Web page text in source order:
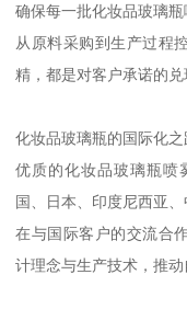
确保每一批化妆品玻璃瓶
从原料采购到生产过程
精，都是对客户承诺的兑
化妆品玻璃瓶的国际化之
优质的化妆品玻璃瓶喷
国、日本、印度尼西亚
在与国际客户的交流合
计理念与生产技术，推动